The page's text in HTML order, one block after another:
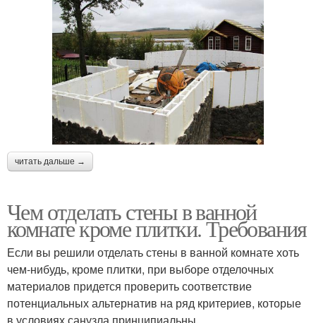
читать дальше →
Чем отделать стены в ванной
комнате кроме плитки. Требования
Если вы решили отделать стены в ванной комнате хоть
чем-нибудь, кроме плитки, при выборе отделочных
материалов придется проверить соответствие
потенциальных альтернатив на ряд критериев, которые